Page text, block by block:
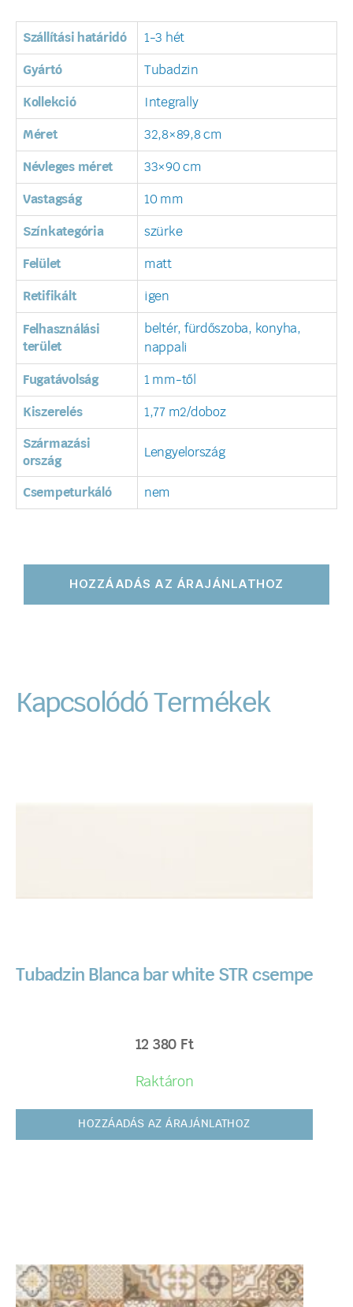
Szállítási határidó 1-3 hét
Gyártó Tubadzin
Kollekció Integrally
Méret 32,8×89,8 cm
Névleges méret 33×90 cm
Vastagság 10 mm
Színkategória szürke
Felület matt
Retifikált igen
Felhasználási
terület
beltér, fürdőszoba, konyha,
nappali
Fugatávolság 1 mm-től
Kiszerelés 1,77 m2/doboz
Származási
ország
Lengyelország
Csempeturkáló nem
HOZZÁADÁS AZ ÁRAJÁNLATHOZ
Kapcsolódó Termékek
Tubadzin Blanca bar white STR csempe
12 380 Ft
Raktáron
HOZZÁADÁS AZ ÁRAJÁNLATHOZ